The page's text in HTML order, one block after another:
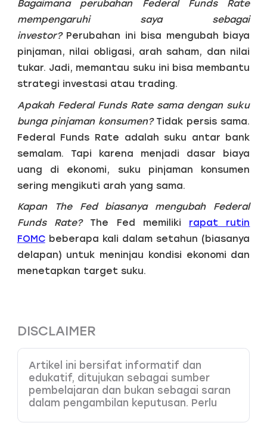
Bagaimana perubahan Federal Funds Rate
mempengaruhi saya sebagai
investor?Perubahan ini bisa mengubah biaya
pinjaman, nilai obligasi, arah saham, dan nilai
tukar. Jadi, memantau suku ini bisa membantu
strategi investasi atau trading.
Apakah Federal Funds Rate sama dengan suku
bunga pinjaman konsumen?Tidak persis sama.
Federal Funds Rate adalah suku antar bank
semalam. Tapi karena menjadi dasar biaya
uang di ekonomi, suku pinjaman konsumen
sering mengikuti arah yang sama.
Kapan The Fed biasanya mengubah Federal
Funds Rate?The Fed memiliki rapat rutin
FOMCbeberapa kali dalam setahun (biasanya
delapan) untuk meninjau kondisi ekonomi dan
menetapkan target suku.
DISCLAIMER
Artikel ini bersifat informatif dan
edukatif, ditujukan sebagai sumber
pembelajaran dan bukan sebagai saran
dalam pengambilan keputusan. Perlu